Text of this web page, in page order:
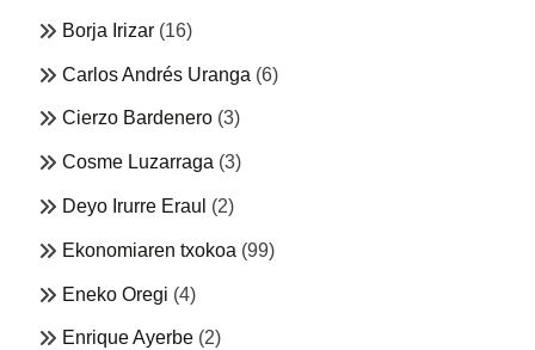
Borja Irizar (16)
Carlos Andrés Uranga (6)
Cierzo Bardenero (3)
Cosme Luzarraga (3)
Deyo Irurre Eraul (2)
Ekonomiaren txokoa (99)
Eneko Oregi (4)
Enrique Ayerbe (2)